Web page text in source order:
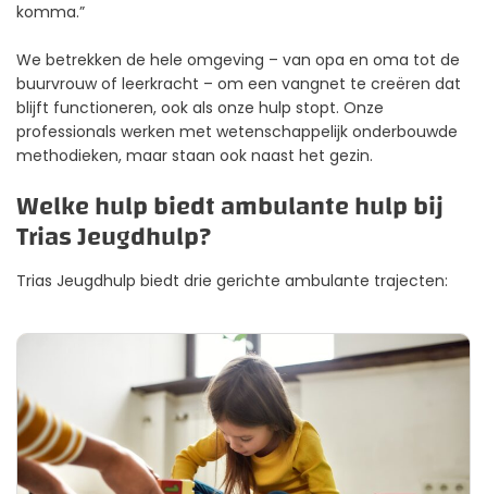
komma.”
We betrekken de hele omgeving – van opa en oma tot de
buurvrouw of leerkracht – om een vangnet te creëren dat
blijft functioneren, ook als onze hulp stopt. Onze
professionals werken met wetenschappelijk onderbouwde
methodieken, maar staan ook naast het gezin.
Welke hulp biedt ambulante hulp bij
Trias Jeugdhulp?
Trias Jeugdhulp biedt drie gerichte ambulante trajecten: